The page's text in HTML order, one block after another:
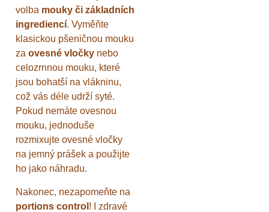
volba mouky či základních
ingrediencí. Vyměňte
klasickou pšeničnou mouku
za ovesné vločky nebo
celozrnnou mouku, které
jsou bohatší na vlákninu,
což vás déle udrží syté.
Pokud nemáte ovesnou
mouku, jednoduše
rozmixujte ovesné vločky
na jemný prášek a použijte
ho jako náhradu.
Nakonec, nezapomeňte na
portions control ! I zdravé